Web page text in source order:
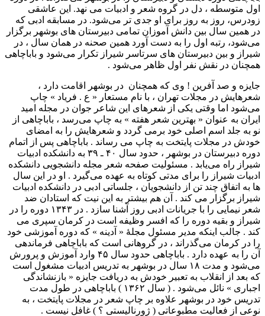
اول متوسطه ، دل در گروه شعر و ادبیات می نهد. این عاشقی
زودرس، روز به روز برای او جدی تر می‌شود. در مسابقه ادبی که
در همین سال بین دانش آموزان تمامی دبیرستان های بوشهر برگزار
می‌شود، رتبه اول را به دست آورد همین صحنه در همان سال ، در
شیراز و بین دبیرستان های سرتاسر شیراز تکرار می‌شود و باباچاهی
همچنان در نقش نفر اول ظاهر می‌شود .
جایزه و صد آفرین ! وی که همچنان در بوشهر اقامت دارد ،
شعرهایش در مجلات تهران ، با نام مستعار « ع . فریاد » چاپ
می‌شود اما وقتی یکی از شعرهای این شاعر جوان در مجله امید
ایران به عنوان « بهترین شعر هفته » به چاپ می‌رسد ، باباچاهی از
نو به جلد اسم اصلی خود برمی گردد و شعرهایش را به امضای
خودش در مجلات پایتخت به چاپ می رساند . باباچاهی پس از اتمام
دوره دبیرستان در بوشهر ، حدود سال ۴۰ ـ ۳۹ به دانشکده ادبیات
شیراز راه می‌یابد . مسئولیت صفحه شعر مجله دانشجویی دانشکده
ادبیات شیراز را برای مدتی کوتاه به عهده می‌گیرد . او در این سال
ها به اتفاق چند تن از دانشجویان ، جلساتی ادبی در دانشکده ادبیات
شیراز برگزار می کند . آن هم بیشتر به این نیت که استادان ضد
شعر نیمایی را با جریانات ادبی روز آشنا سازد . در ۱۳۴۳ دوره را در
شیراز و بقیه دوره را که افسر وظیفه است در کرمان سپری می
کند . جالب اینکه مدیر مسئول مجلهٔ « آدینه » که دوره آموزشی خود
را در کرمان می‌گذراند ، در گروهانی است که باباچاهی فرماندهی
آن را به عهده دارد . باباچاهی حدود سال ۴۵ وارد آموزش و پرورش
می‌شود و مدت ۱۸ سال در بوشهر به تدریس ادبیات مشغول است
که بعد از انقلاب به تعبیر خودش به دریافت جایزه « بازنشاندگی
اجباری » نائل می‌شود . ( سال ۱۳۶۲ ) باباچاهی در طول مدت
تدریس خود در بوشهر علاوه بر چاپ شعر در مجلات پایتخت ، به
نوعی از فعالیت مطبوعاتی ( ژورنالیستی ؟ ) غافل نیست .